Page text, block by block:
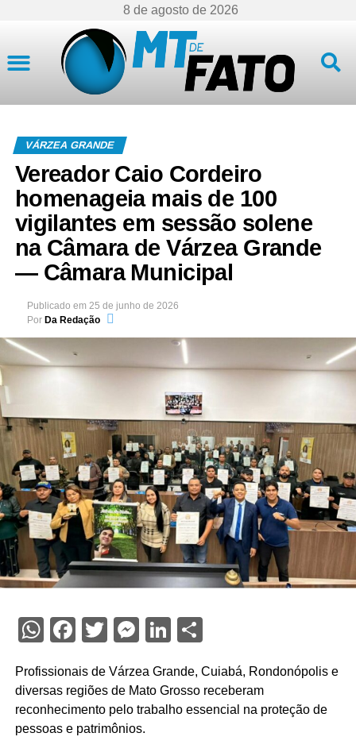
8 de agosto de 2026
VÁRZEA GRANDE
Vereador Caio Cordeiro
homenageia mais de 100
vigilantes em sessão solene
na Câmara de Várzea Grande
— Câmara Municipal
Publicado em 25 de junho de 2026
Por Da Redação
WhatsApp
Facebook
TwitterMessenger
LinkedIn
Profissionais de Várzea Grande, Cuiabá, Rondonópolis e
diversas regiões de Mato Grosso receberam
reconhecimento pelo trabalho essencial na proteção de
pessoas e patrimônios.